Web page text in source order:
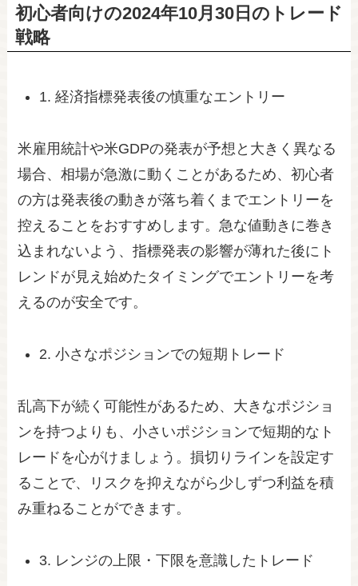
初心者向けの2024年10月30日のトレード
戦略
1. 経済指標発表後の慎重なエントリー
米雇用統計や米GDPの発表が予想と大きく異なる
場合、相場が急激に動くことがあるため、初心者
の方は発表後の動きが落ち着くまでエントリーを
控えることをおすすめします。急な値動きに巻き
込まれないよう、指標発表の影響が薄れた後にト
レンドが見え始めたタイミングでエントリーを考
えるのが安全です。
2. 小さなポジションでの短期トレード
乱高下が続く可能性があるため、大きなポジショ
ンを持つよりも、小さいポジションで短期的なト
レードを心がけましょう。損切りラインを設定す
ることで、リスクを抑えながら少しずつ利益を積
み重ねることができます。
3. レンジの上限・下限を意識したトレード